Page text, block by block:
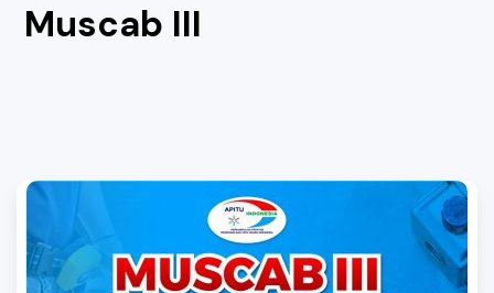
Muscab III